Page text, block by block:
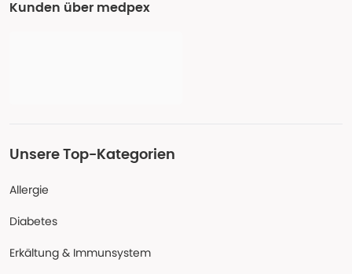
Kunden über medpex
Unsere Top-Kategorien
Allergie
Diabetes
Erkältung & Immunsystem